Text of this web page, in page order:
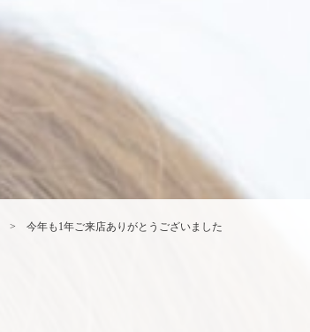
今年も1年ご来店ありがとうございました